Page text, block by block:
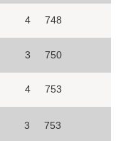
4 748
3 750
4 753
3 753